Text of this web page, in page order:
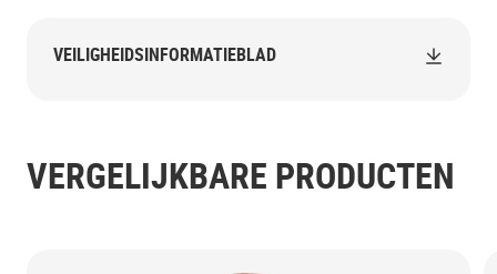
VEILIGHEIDSINFORMATIEBLAD
VERGELIJKBARE PRODUCTEN